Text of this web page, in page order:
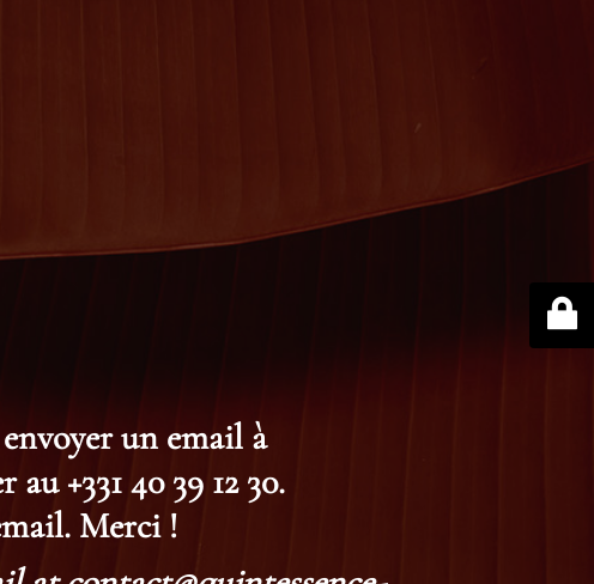
un email à
+331 40 39 12 30.
Merci !